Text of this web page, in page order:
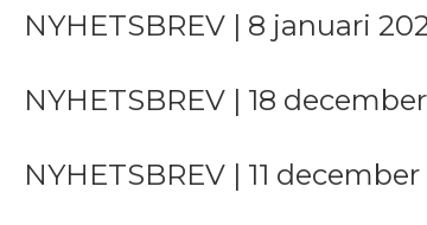
NYHETSBREV | 8 januari
NYHETSBREV | 18
NYHETSBREV | 11